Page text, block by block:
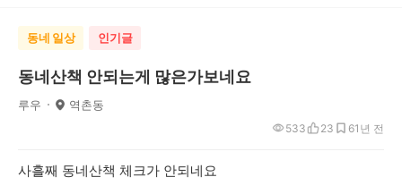
동네 일상 인기글
동네산책 안되는게 많은가보네요
루우 역촌동
1년 전
533 23 6
사흘째 동네산책 체크가 안되네요